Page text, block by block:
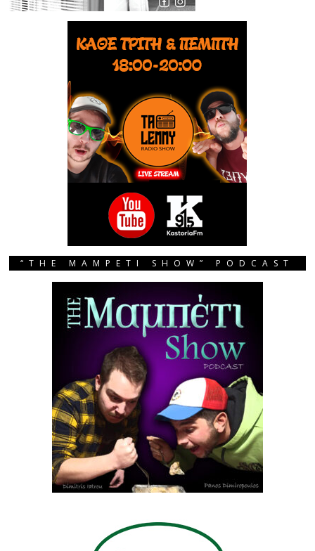
“THE MAMPETI SHOW” PODCAST